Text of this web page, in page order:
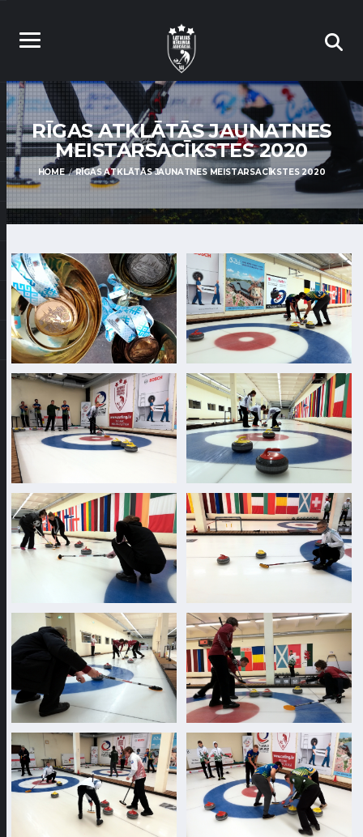
RĪGAS ATKLĀTĀS JAUNATNES
MEISTARSACĪKSTES 2020
HOME RĪGAS ATKLĀTĀS JAUNATNES MEISTARSACĪKSTES 2020